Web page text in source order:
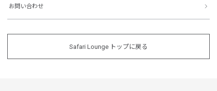
お問い合わせ
Safari Lounge トップに戻る